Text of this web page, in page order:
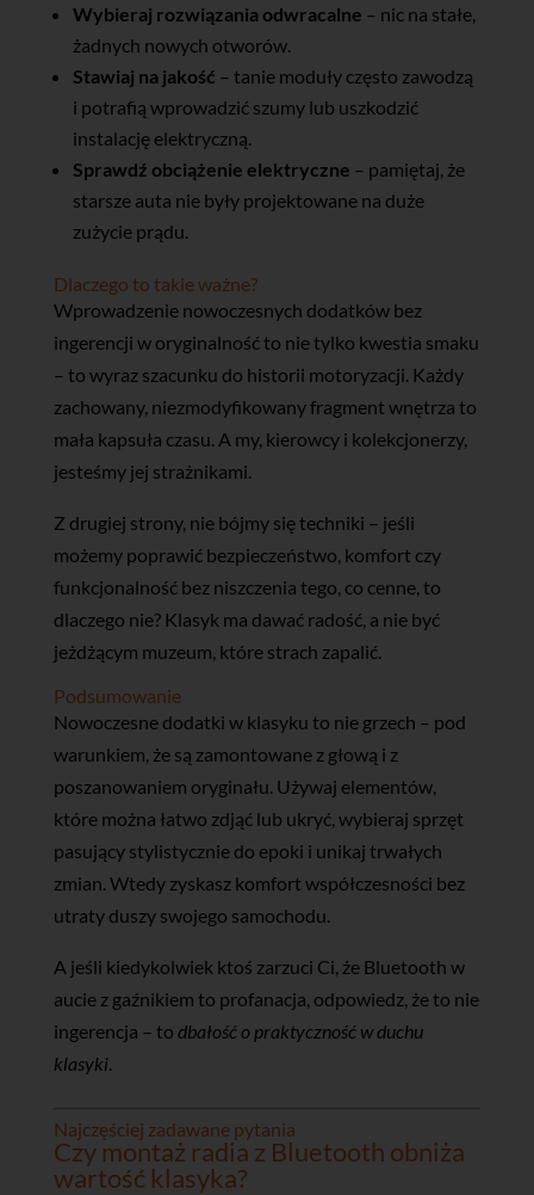
Wybieraj rozwiązania odwracalne – nic na stałe,
żadnych nowych otworów.
Stawiaj na jakość – tanie moduły często zawodzą
i potrafią wprowadzić szumy lub uszkodzić
instalację elektryczną.
Sprawdź obciążenie elektryczne – pamiętaj, że
starsze auta nie były projektowane na duże
zużycie prądu.
Dlaczego to takie ważne?
Wprowadzenie nowoczesnych dodatków bez
ingerencji w oryginalność to nie tylko kwestia smaku
– to wyraz szacunku do historii motoryzacji. Każdy
zachowany, niezmodyfikowany fragment wnętrza to
mała kapsuła czasu. A my, kierowcy i kolekcjonerzy,
jesteśmy jej strażnikami.
Z drugiej strony, nie bójmy się techniki – jeśli
możemy poprawić bezpieczeństwo, komfort czy
funkcjonalność bez niszczenia tego, co cenne, to
dlaczego nie? Klasyk ma dawać radość, a nie być
jeżdżącym muzeum, które strach zapalić.
Podsumowanie
Nowoczesne dodatki w klasyku to nie grzech – pod
warunkiem, że są zamontowane z głową i z
poszanowaniem oryginału. Używaj elementów,
które można łatwo zdjąć lub ukryć, wybieraj sprzęt
pasujący stylistycznie do epoki i unikaj trwałych
zmian. Wtedy zyskasz komfort współczesności bez
utraty duszy swojego samochodu.
A jeśli kiedykolwiek ktoś zarzuci Ci, że Bluetooth w
aucie z gaźnikiem to profanacja, odpowiedz, że to nie
ingerencja – to dbałość o praktyczność w duchu
klasyki
Najczęściej zadawane pytania
Czy montaż radia z Bluetooth obniża
wartość klasyka?